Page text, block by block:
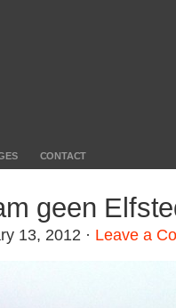
CONTACT
geen
13, 2012 · Leave a